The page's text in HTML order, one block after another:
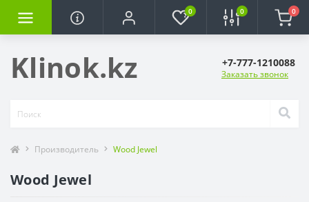
0 0 0
Klinok.kz +7-777-1210088
Заказать звонок
Производитель Wood Jewel
Wood Jewel